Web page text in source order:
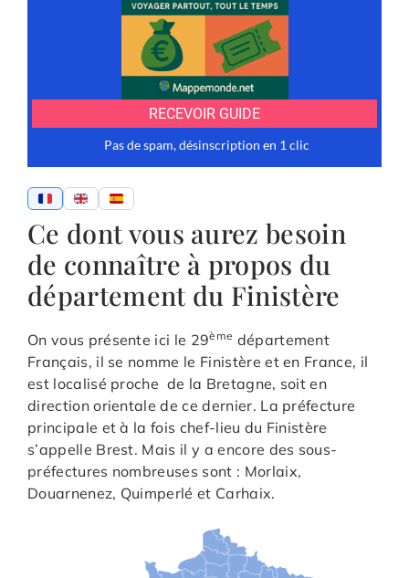
Ce dont vous aurez besoin
de connaître à propos du
département du Finistère
On vous présente ici le 29ème département
Français, il se nomme le Finistère et en France, il
est localisé proche de la Bretagne, soit en
direction orientale de ce dernier. La préfecture
principale et à la fois chef-lieu du Finistère
s’appelle Brest. Mais il y a encore des sous-
préfectures nombreuses sont : Morlaix,
Douarnenez, Quimperlé et Carhaix.